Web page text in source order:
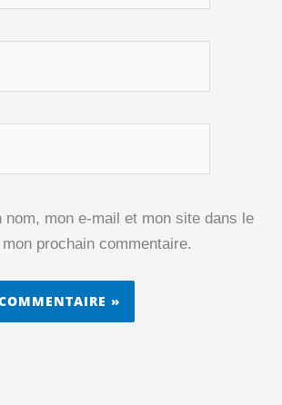
nom, mon e-mail et mon site dans le
prochain commentaire.